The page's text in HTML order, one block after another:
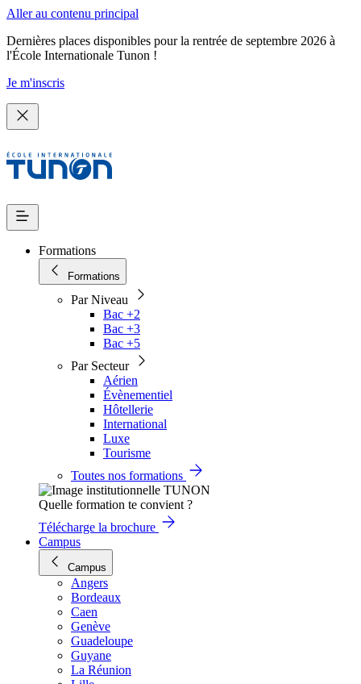
Aller au contenu principal
Dernières places disponibles pour la rentrée de septembre 2026 à
l'École Internationale Tunon !
Je m'inscris
Formations
Formations
Par Niveau
Bac +2
Bac +3
Bac +5
Par Secteur
Aérien
Évènementiel
Hôtellerie
International
Luxe
Tourisme
Toutes nos formations
Quelle formation te convient ?
Télécharge la brochure
Campus
Campus
Angers
Bordeaux
Caen
Genève
Guadeloupe
Guyane
La Réunion